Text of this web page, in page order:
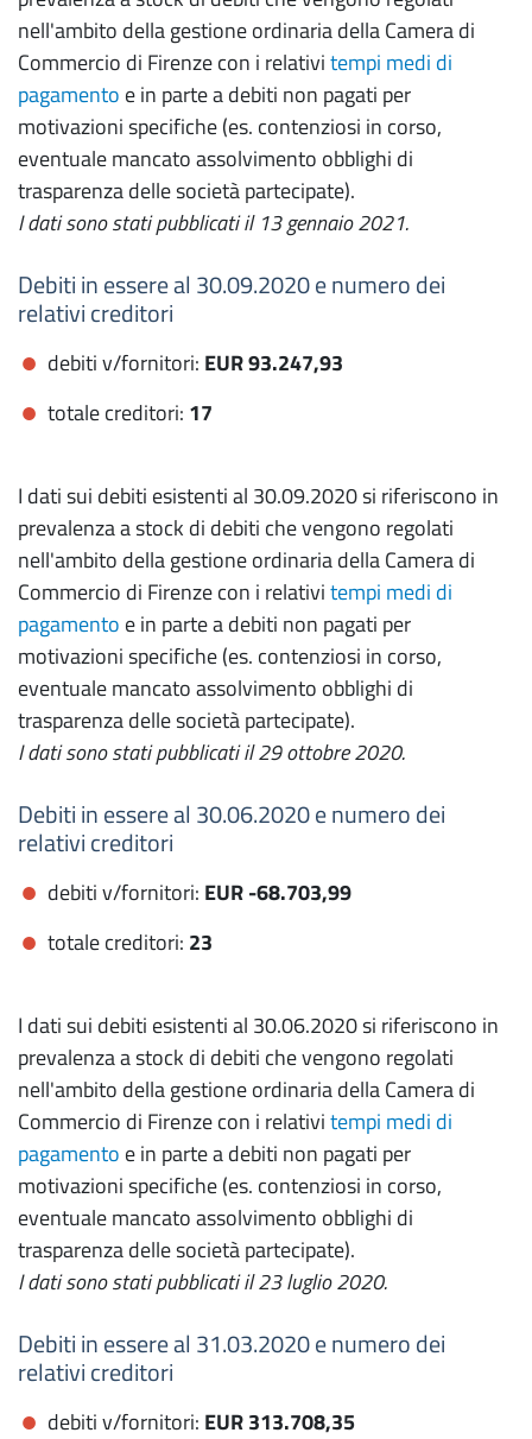
nell'ambito della gestione ordinaria della Camera di
Commercio di Firenze con i relativitempi medi di
pagamento e in parte a debiti non pagati per
motivazioni specifiche (es. contenziosi in corso,
eventuale mancato assolvimento obblighi di
trasparenza delle società partecipate).
I dati sono stati pubblicati il 13 gennaio 2021.
Debiti in essere al 30.09.2020 e numero dei
relativi creditori
debiti v/fornitori: EUR93.247,93
totale creditori: 17
I dati sui debiti esistenti al 30.09.2020 si riferiscono in
prevalenza a stock di debiti che vengono regolati
nell'ambito della gestione ordinaria della Camera di
Commercio di Firenze con i relativitempi medi di
pagamento e in parte a debiti non pagati per
motivazioni specifiche (es. contenziosi in corso,
eventuale mancato assolvimento obblighi di
trasparenza delle società partecipate).
I dati sono stati pubblicati il 29 ottobre 2020.
Debiti in essere al 30.06.2020 e numero dei
relativi creditori
debiti v/fornitori: EUR -68.703,99
totale creditori: 23
I dati sui debiti esistenti al 30.06.2020 si riferiscono in
prevalenza a stock di debiti che vengono regolati
nell'ambito della gestione ordinaria della Camera di
Commercio di Firenze con i relativitempi medi di
pagamento e in parte a debiti non pagati per
motivazioni specifiche (es. contenziosi in corso,
eventuale mancato assolvimento obblighi di
trasparenza delle società partecipate).
I dati sono stati pubblicati il 23 luglio 2020.
Debiti in essere al 31.03.2020 e numero dei
relativi creditori
debiti v/fornitori: EUR 313.708,35